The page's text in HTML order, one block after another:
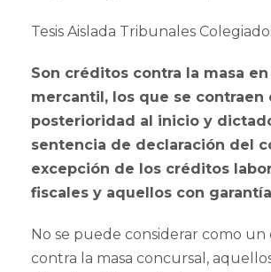
Tesis Aislada Tribunales
Son créditos contra la masa
mercantil, los que se contraen
posterioridad al inicio y
sentencia de declaración del
excepción de los créditos
fiscales y aquellos con
No se puede considerar como un
contra la masa concursal,